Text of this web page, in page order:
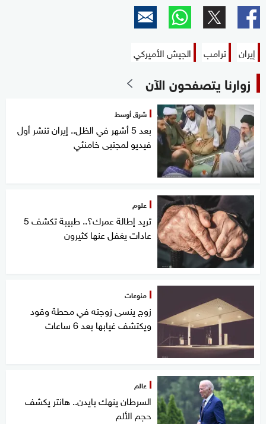
إيران ترامب الجيش الأميركي
زوارنا يتصفحون الآن
شرق أوسط
بعد 5 أشهر في الظل.. إيران تنشر أول
فيديو لمجتبى خامنئي
علوم
تريد إطالة عمرك؟.. طبيبة تكشف 5
عادات يغفل عنها كثيرون
منوعات
زوج ينسى زوجته في محطة وقود
ويكتشف غيابها بعد 6 ساعات
عالم
السرطان ينهك بايدن.. هانتر يكشف
حجم الألم